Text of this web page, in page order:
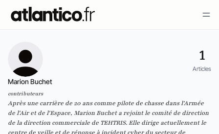
1
Articles
Marion Buchet
contributeurs
Après une carrière de 20 ans comme pilote de chasse dans l'Armée
de l'Air et de l'Espace, Marion Buchet a rejoint le comité de direction
de la direction commerciale de TEHTRIS. Elle dirige actuellement le